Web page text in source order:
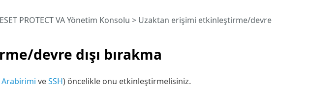
devre dışı bırakma
ESET PROTECT VA Yönetim Konsolu > Uzaktan erişimi etkinleştirme/devre
veSSH) öncelikle onu etkinleştirmelisiniz.